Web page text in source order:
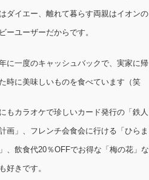
ダイエー、離れて暮らす両親はイオンの
ーユーザーだからです。
に一度のキャッシュバックで、実家に帰
時に美味しいものを食べています（笑
もカラオケで珍しいカード発行の「鉄人
画」、フレンチ会食会に行ける「ひらま
、飲食代20％OFFでお得な「梅の花」な
好きです。